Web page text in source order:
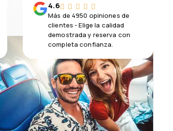
4.6
Más de 4950 opiniones de
clientes - Elige la calidad
demostrada y reserva con
completa confianza.